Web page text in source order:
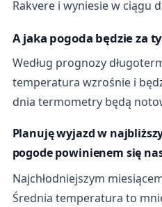
Rakvere i wyniesie w ciągu
A jaka pogoda będzie za
Według prognozy
temperatura wzrośnie i
dnia termometry będą
Planuję wyjazd w
pogode powinienem się
Najchłodniejszym
Średnia temperatura to